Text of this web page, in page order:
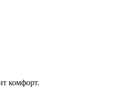
комфорт.